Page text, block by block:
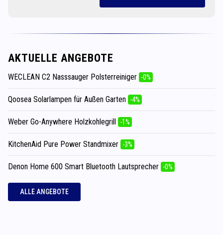
AKTUELLE ANGEBOTE
WECLEAN C2 Nasssauger Polsterreiniger -0%
Qoosea Solarlampen für Außen Garten -4%
Weber Go-Anywhere Holzkohlegrill -1%
KitchenAid Pure Power Standmixer -3%
Denon Home 600 Smart Bluetooth Lautsprecher -0%
ALLE ANGEBOTE